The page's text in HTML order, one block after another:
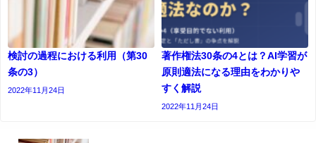
検討の過程における利用（第30
条の3）
2022年11月24日
著作権法30条の4とは？AI学習が
原則適法になる理由をわかりや
すく解説
2022年11月24日